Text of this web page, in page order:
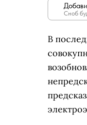
Сноб
В